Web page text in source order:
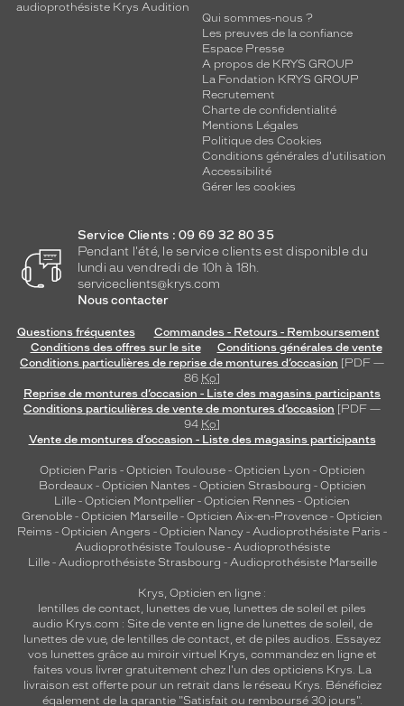
audioprothésiste Krys Audition
Qui sommes-nous ?
Les preuves de la confiance
Espace Presse
A propos de KRYS GROUP
La Fondation KRYS GROUP
Recrutement
Charte de confidentialité
Mentions Légales
Politique des Cookies
Conditions générales d'utilisation
Accessibilité
Gérer les cookies
Service Clients : 09 69 32 80 35
Pendant l'été, le service clients est disponible du
lundi au vendredi de 10h à 18h.
serviceclients@krys.com
Nous contacter
Questions fréquentes
Commandes - Retours - Remboursement
Conditions des offres sur le site
Conditions générales de vente
Conditions particulières de reprise de montures d’occasion [PDF —
86 Ko]
Reprise de montures d’occasion - Liste des magasins participants
Conditions particulières de vente de montures d’occasion [PDF —
94 Ko]
Vente de montures d’occasion - Liste des magasins participants
Opticien Paris - Opticien Toulouse- Opticien Lyon - Opticien
Bordeaux- Opticien Nantes - Opticien Strasbourg - Opticien
Lille - Opticien Montpellier - Opticien Rennes - Opticien
Grenoble - Opticien Marseille - Opticien Aix-en-Provence - Opticien
Reims - Opticien Angers - Opticien Nancy - Audioprothésiste Paris -
Audioprothésiste Toulouse- Audioprothésiste
Lille- Audioprothésiste Strasbourg - Audioprothésiste Marseille
Krys, Opticien en ligne :
lentilles de contact, lunettes de vue, lunettes de soleil et piles
audio Krys.com : Site de vente en ligne de lunettes de soleil, de
lunettes de vue, de lentilles de contact, et de piles audios. Essayez
vos lunettes grâce au miroir virtuel Krys, commandez en ligne et
faites vous livrer gratuitement chez l'un des opticiens Krys. La
livraison est offerte pour un retrait dans le réseau Krys. Bénéficiez
également de la garantie "Satisfait ou remboursé 30 jours".